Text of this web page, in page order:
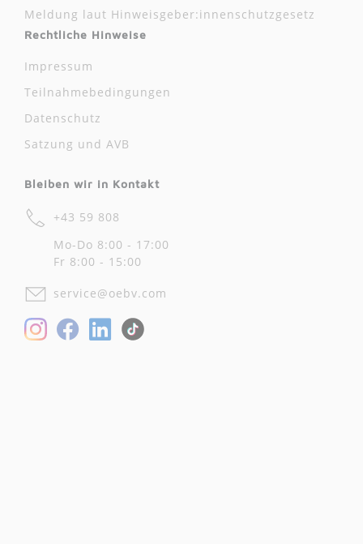
Meldung laut Hinweisgeber:innenschutzgesetz
Rechtliche Hinweise
Impressum
Teilnahmebedingungen
Datenschutz
Satzung und AVB
Bleiben wir in Kontakt
+43 59 808
Mo-Do 8:00 - 17:00
Fr 8:00 - 15:00
service@oebv.com
InstagramFacebookLinkedIn